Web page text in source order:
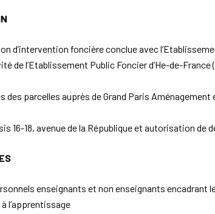
d’intervention foncière conclue avec
de l’Etablissement Public Foncier d’He-de-France
parcelles auprès de Grand Paris Aménagement
16-18, avenue de la République et autorisation de
enseignants et non enseignants encadrant
l’apprentissage